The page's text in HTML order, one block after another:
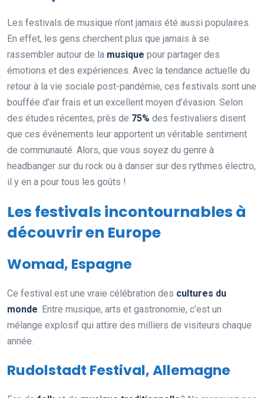
Les festivals de musique n’ont jamais été aussi populaires.
En effet, les gens cherchent plus que jamais à se
rassembler autour de la musique pour partager des
émotions et des expériences. Avec la tendance actuelle du
retour à la vie sociale post-pandémie, ces festivals sont une
bouffée d’air frais et un excellent moyen d’évasion. Selon
des études récentes, près de 75% des festivaliers disent
que ces événements leur apportent un véritable sentiment
de communauté. Alors, que vous soyez du genre à
headbanger sur du rock ou à danser sur des rythmes électro,
il y en a pour tous les goûts !
Les festivals incontournables à
découvrir en Europe
Womad, Espagne
Ce festival est une vraie célébration des cultures du
monde. Entre musique, arts et gastronomie, c’est un
mélange explosif qui attire des milliers de visiteurs chaque
année.
Rudolstadt Festival, Allemagne